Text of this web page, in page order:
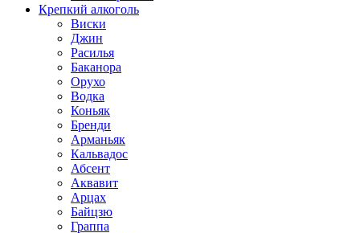
Крепкий алкоголь
Виски
Джин
Расилья
Баканора
Орухо
Водка
Коньяк
Бренди
Арманьяк
Кальвадос
Абсент
Аквавит
Арцах
Байцзю
Граппа